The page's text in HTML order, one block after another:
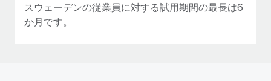
スウェーデンの従業員に対する試用期間の最長は6
か月です。